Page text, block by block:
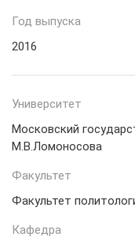
Год выпуска
2016
Университет
Московский
М.В.Ломоносова
Факультет
Факультет
Кафедра